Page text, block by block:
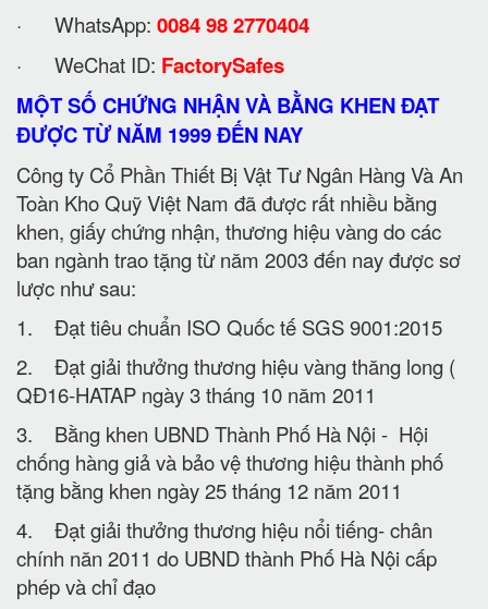
· WhatsApp: 0084 98 2770404
· WeChat ID: FactorySafes
MỘT SỐ CHỨNG NHẬN VÀ BẰNG KHEN ĐẠT
ĐƯỢC TỪ NĂM 1999 ĐẾN NAY
Công ty Cổ Phần Thiết Bị Vật Tư Ngân Hàng Và An
Toàn Kho Quỹ Việt Nam đã được rất nhiều bằng
khen, giấy chứng nhận, thương hiệu vàng do các
ban ngành trao tặng từ năm 2003 đến nay được sơ
lược như sau:
1. Đạt tiêu chuẩn ISO Quốc tế SGS 9001:2015
2. Đạt giải thưởng thương hiệu vàng thăng long (
QĐ16-HATAP ngày 3 tháng 10 năm 2011
3. Bằng khen UBND Thành Phố Hà Nội - Hội
chống hàng giả và bảo vệ thương hiệu thành phố
tặng bằng khen ngày 25 tháng 12 năm 2011
4. Đạt giải thưởng thương hiệu nổi tiếng- chân
chính năn 2011 do UBND thành Phố Hà Nội cấp
phép và chỉ đạo